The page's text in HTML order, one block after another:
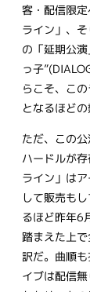
客・配信限
ライン」、
の「延期公
っ子
らこそ、こ
となるほど
ただ、この
ハードルが
ライン」は
して販売も
るほど昨年6
踏まえた上
訳だ。曲順
イブは配信